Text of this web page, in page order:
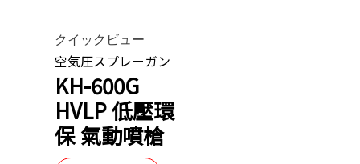
クイックビュー
空気圧スプレーガン
KH-600G
HVLP 低壓環
保 氣動噴槍